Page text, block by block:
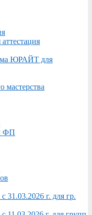
ЮРАЙТ для
мастерства
ФП
31.03.2026 г. для гр.